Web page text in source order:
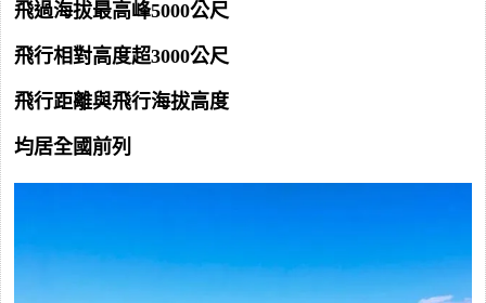
飛過海拔最高峰5000公尺
飛行相對高度超3000公尺
飛行距離與飛行海拔高度
均居全國前列